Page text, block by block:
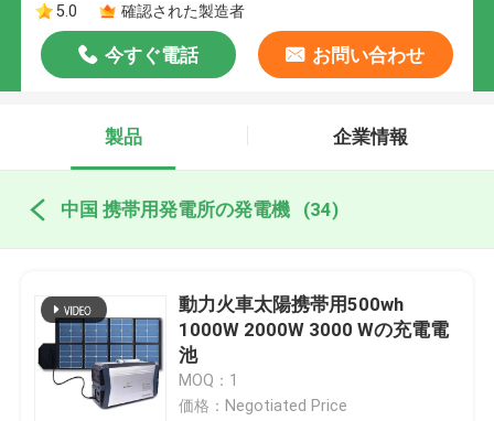
5.0
確認された製造者
今すぐ電話 お問い合わせ
製品 企業情報
中国 携帯用発電所の発電機 (34)
動力火車太陽携帯用500wh
1000W 2000W 3000 Wの充電電
池
MOQ：1
価格：Negotiated Price